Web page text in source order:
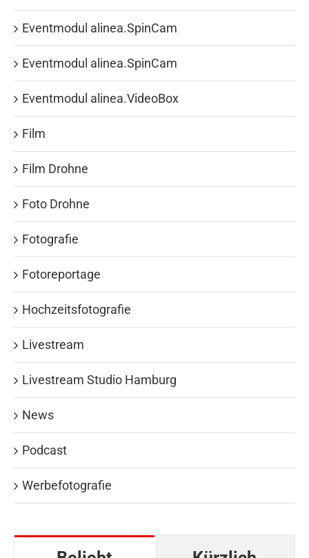
Eventmodul alinea.SpinCam
Eventmodul alinea.SpinCam
Eventmodul alinea.VideoBox
Film
Film Drohne
Foto Drohne
Fotografie
Fotoreportage
Hochzeitsfotografie
Livestream
Livestream Studio Hamburg
News
Podcast
Werbefotografie